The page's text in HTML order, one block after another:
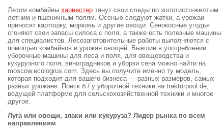
Летом комбайны харвестер тянут свои следы по золотисто-желтым
летним и пшеничным полям. Осенью следуют жатки, а урожаи
приносят картошку, морковь и другие овощи. Сенокосные угодья
сгоняют свои запасы силоса с поля, а также есть полезные машины
для специалистов. Лесозаготовительные работы выполняются с
помощью комбайнов и урожая овощей. Бывшие в употреблении
уборочные машины для леса и поля, для овощеводства и
кукурузного поля, виноградников и уборки сена можно найти на
moscow.ecologrus.com. Здесь вы получите именно ту модель,
которая подходит для вашего бизнеса — разных размеров, самых
разных урожаев. Поиск б / у уборочной техники на traktorpool.de,
ведущей платформе для сельскохозяйственной техники и многое
другое.
Луга или овощи, злаки или кукуруза? Лидер рынка по всем
направлениям